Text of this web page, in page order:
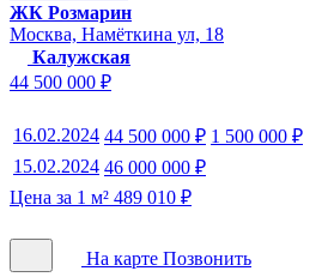
ЖК Розмарин
Москва, Намёткина ул, 18
Калужская
44 500 000 ₽
16.02.2024 44 500 000 ₽ 1 500 000 ₽
15.02.2024 46 000 000 ₽
Цена за 1 м² 489 010 ₽
На карте Позвонить